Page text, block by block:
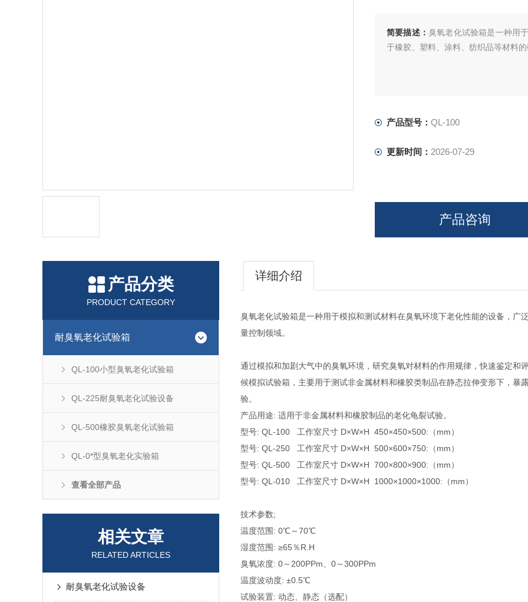
简要描述： 臭氧老化试验箱是一种用
于橡胶、塑料、涂料、纺织品等材料
产品型号： QL-100
更新时间： 2026-07-29
产品咨询
产品分类
PRODUCT CATEGORY
耐臭氧老化试验箱
QL-100小型臭氧老化试验箱
QL-225耐臭氧老化试验设备
QL-500橡胶臭氧老化试验箱
QL-0*型臭氧老化实验箱
查看全部产品
相关文章
RELATED ARTICLES
耐臭氧老化试验设备
详细介绍
臭氧老化试验箱是一种用于模拟和测试材料在臭氧环境下老化性能的设备，广
量控制领域。
通过模拟和加剧大气中的臭氧环境，研究臭氧对材料的作用规律，快速鉴定和
候模拟试验箱，主要用于测试非金属材料和橡胶类制品在静态拉伸变形下，暴
验。
产品用途: 适用于非金属材料和橡胶制品的老化龟裂试验。
型号: QL-100 工作室尺寸 D×W×H 450×450×500:（mm）
型号: QL-250 工作室尺寸 D×W×H 500×600×750:（mm）
型号: QL-500 工作室尺寸 D×W×H 700×800×900:（mm）
型号: QL-010 工作室尺寸 D×W×H 1000×1000×1000:（mm）
技术参数;
温度范围: 0℃～70℃
湿度范围: ≥65％R.H
臭氧浓度: 0～200PPm、0～300PPm
温度波动度: ±0.5℃
试验装置: 动态、静态（选配）